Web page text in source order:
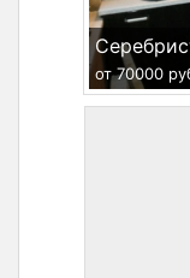
от 70000